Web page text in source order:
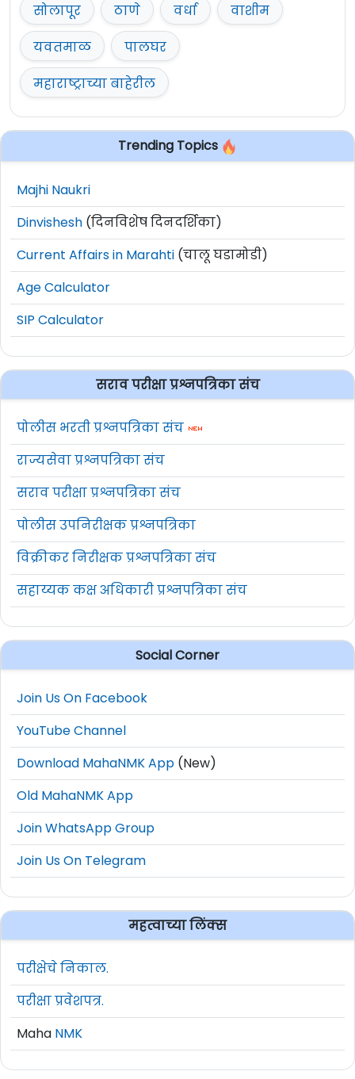
सोलापूर
ठाणे वर्धा
वाशीम
यवतमाळ
पालघर
महाराष्ट्राच्या बाहेरील
Trending Topics
Majhi Naukri
Dinvishesh (दिनविशेष दिनदर्शिका)
Current Affairs in Marahti (चालू घडामोडी)
Age Calculator
SIP Calculator
सराव परीक्षा प्रश्नपत्रिका संच
पोलीस भरती प्रश्नपत्रिका संच
राज्यसेवा प्रश्नपत्रिका संच
सराव परीक्षा प्रश्नपत्रिका संच
पोलीस उपनिरीक्षक प्रश्नपत्रिका
विक्रीकर निरीक्षक प्रश्नपत्रिका संच
सहाय्यक कक्ष अधिकारी प्रश्नपत्रिका संच
Social Corner
Join Us On Facebook
YouTube Channel
Download MahaNMK App (New)
Old MahaNMK App
Join WhatsApp Group
Join Us On Telegram
महत्वाच्या लिंक्स
परीक्षेचे निकाल.
परीक्षा प्रवेशपत्र.
Maha NMK